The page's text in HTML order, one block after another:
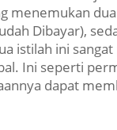
menemukan
Dibayar),
istilah ini
Ini seperti
dapat